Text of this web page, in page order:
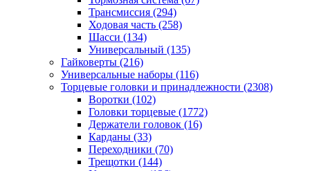
Трансмиссия (294)
Ходовая часть (258)
Шасси (134)
Универсальный (135)
Гайковерты (216)
Универсальные наборы (116)
Торцевые головки и принадлежности (2308)
Воротки (102)
Головки торцевые (1772)
Держатели головок (16)
Карданы (33)
Переходники (70)
Трещотки (144)